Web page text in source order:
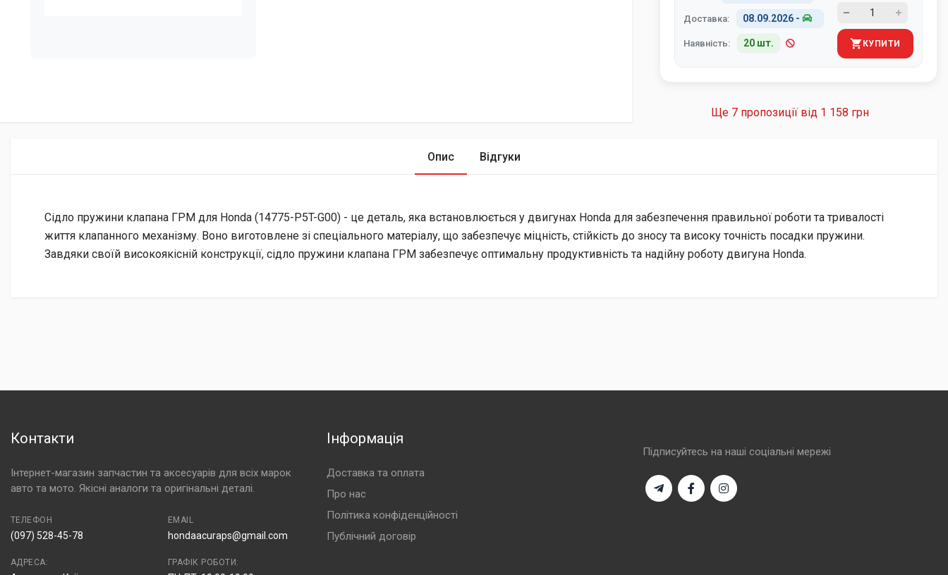
Доставка: 08.09.2026 -
Наявність: 20 шт. КУПИТИ
Ще 7 пропозиції від 1 158 грн
Опис Відгуки
Сідло пружини клапана ГРМ для Honda (14775-P5T-G00) - це деталь, яка встановлюється у двигунах Honda для забезпечення правильної роботи та тривалості
життя клапанного механізму. Воно виготовлене зі спеціального матеріалу, що забезпечує міцність, стійкість до зносу та високу точність посадки пружини.
Завдяки своїй високоякісній конструкції, сідло пружини клапана ГРМ забезпечує оптимальну продуктивність та надійну роботу двигуна Honda.
Контакти
Інтернет-магазин запчастин та аксесуарів для всіх марок
авто та мото. Якісні аналоги та оригінальні деталі.
ТЕЛЕФОН
(097) 528-45-78
EMAIL
hondaacuraps@gmail.com
АДРЕСА: ГРАФІК РОБОТИ:
Інформація
Доставка та оплата
Про нас
Політика конфіденційності
Публічний договір
Підписуйтесь на наші соціальні мережі